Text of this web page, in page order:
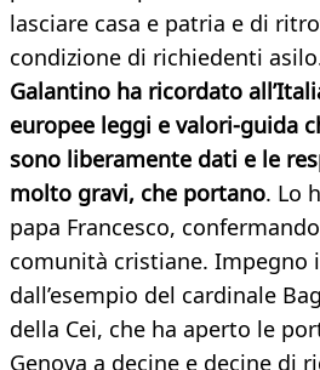
lasciare casa e patria e di
condizione di richiedenti
Galantino ha ricordato
europee leggi e valori-guida
sono liberamente dati e le
molto gravi, che portano. Lo
papa Francesco,
comunità cristiane. Impegno
dall’esempio del cardinale
della Cei, che ha aperto le
Genova a decine e decine di